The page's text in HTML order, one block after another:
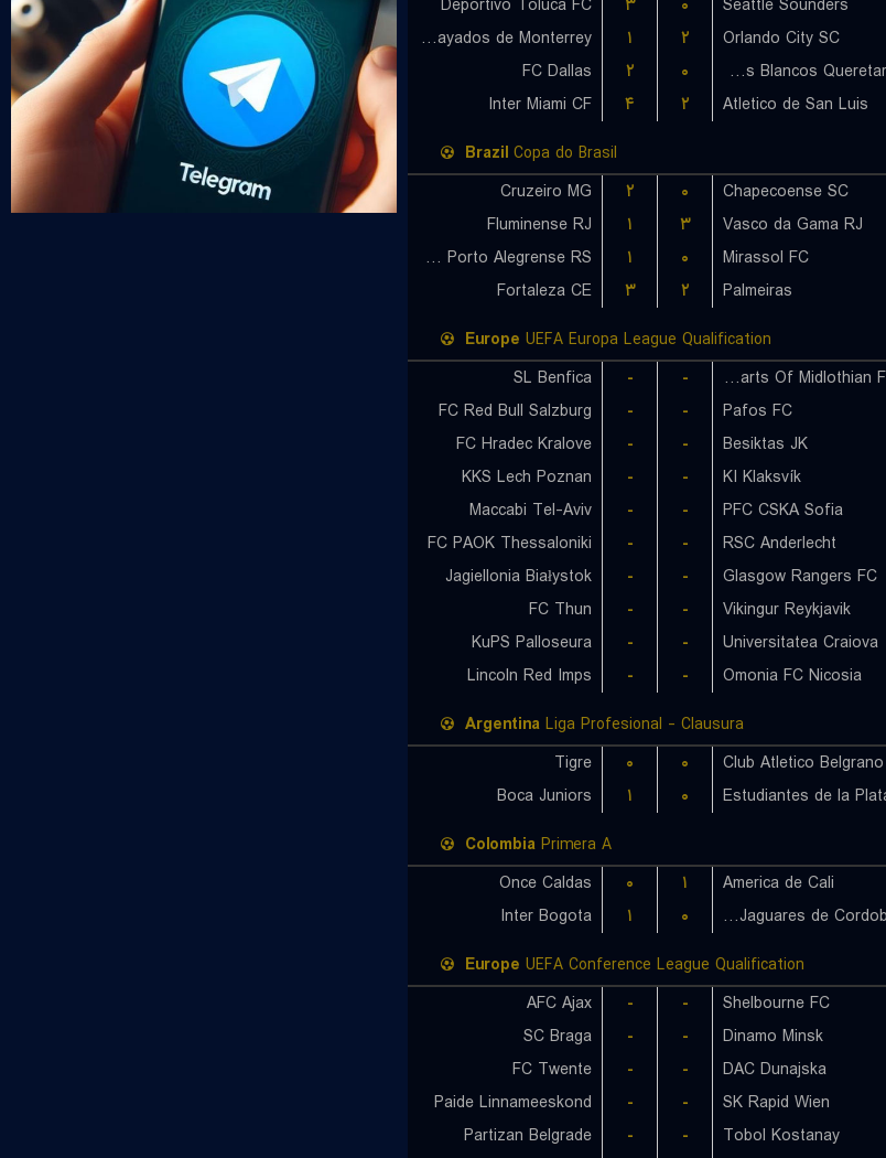
Deportivo Toluca FC
۳ ۰ Seattle Sounders
CF Rayados de Monterrey
۱ ۲ Orlando City SC
FC Dallas
۲ ۰ Gallos Blancos Queretaro
Inter Miami CF
۴ ۲ Atletico de San Luis
Brazil Copa do Brasil
Cruzeiro MG
۲ ۰ Chapecoense SC
Fluminense RJ
۱ ۳ Vasco da Gama RJ
Gremio Porto Alegrense RS
۱ ۰ Mirassol FC
Fortaleza CE
۳ ۲ Palmeiras
Europe UEFA Europa League Qualification
SL Benfica
- - Hearts Of Midlothian FC
FC Red Bull Salzburg
- - Pafos FC
FC Hradec Kralove
- - Besiktas JK
KKS Lech Poznan
- - KI Klaksvík
Maccabi Tel-Aviv
- - PFC CSKA Sofia
FC PAOK Thessaloniki
- - RSC Anderlecht
Jagiellonia Białystok
- - Glasgow Rangers FC
FC Thun
- - Vikingur Reykjavik
KuPS Palloseura
- - Universitatea Craiova
Lincoln Red Imps
- - Omonia FC Nicosia
Argentina Liga Profesional - Clausura
Tigre
۰ ۰ Club Atletico Belgrano
Boca Juniors
۱ ۰ Estudiantes de la
Colombia Primera A
Once Caldas
۰ ۱ America de Cali
Inter Bogota
۱ ۰ CD Jaguares de Cordoba
Europe UEFA Conference League Qualification
AFC Ajax
- - Shelbourne FC
SC Braga
- - Dinamo Minsk
FC Twente
- - DAC Dunajska
Paide Linnameeskond
- - SK Rapid Wien
Partizan Belgrade
- - Tobol Kostanay